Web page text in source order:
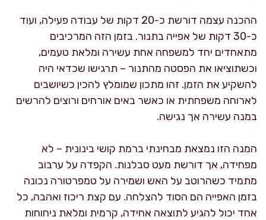
ההכנה עצמה דורשת כ-20 דקות של עבודה פעילה, ועוד
כ-30 דקות של אפייה בתנור. בזמן הזה המרכיבים
מתאחדים יחד למשפחה אחת עשירה ומלאת טעמים,
וכשתוציאו את הפסטה מהתנור – תרגישו שכדאי היה
להשקיע את הזמן. זהו מתכון שמומלץ להכין כשיושבים
לארוחה משפחתית או כאשר באים אורחים ורוצים להרשים
במנה עשירה אך נגישה.
המנה הזו נמצאת מבחינתי ברמת קושי בינונית – לא
מפחידה, אך דורשת מעט סבלנות. הקפדה על ערבוב
מתמיד כשהרוטב על האש ושמירה על טמפרטורה נכונה
בזמן האפייה הם הסוד להצלחה. עם קצת ריכוז ואהבה, כל
אחד יכול להגיע לתוצאה אחידה, קרמית ומלאת ניחוחות